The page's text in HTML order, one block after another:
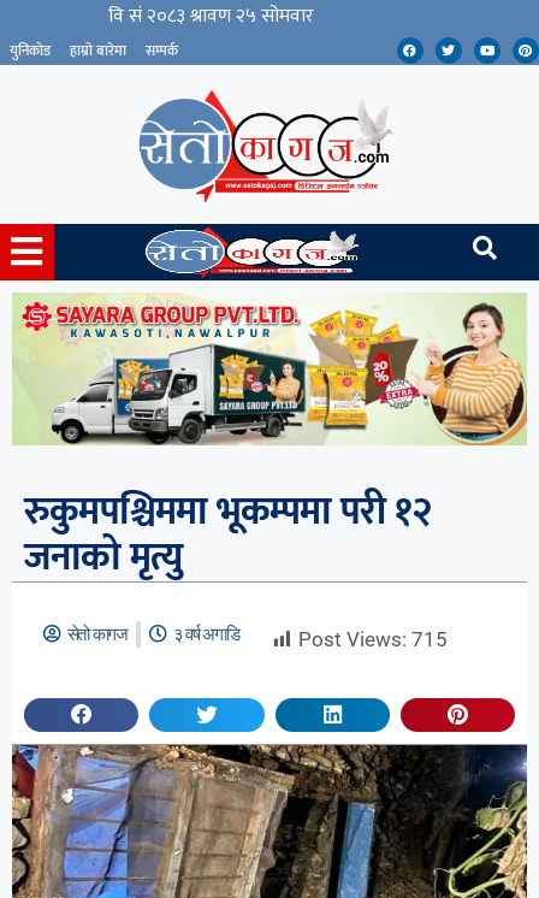
युनिकोड हाम्रो बारेमा सम्पर्क
रुकुमपश्चिममा भूकम्पमा परी १२
जनाको मृत्यु
सेतो कागज ३ वर्ष अगाडि Post Views: 715